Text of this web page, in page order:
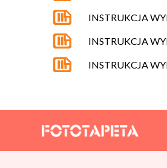
INSTRUKCJA
INSTRUKCJA
INSTRUKCJA